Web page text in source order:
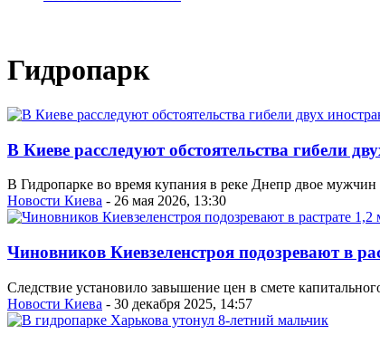
Гидропарк
В Киеве расследуют обстоятельства гибели
В Гидропарке во время купания в реке Днепр двое
Новости Киева - 26 мая 2026, 13:30
Чиновников Киевзеленстроя подозревают в
Следствие установило завышение цен в смете
Новости Киева - 30 декабря 2025, 14:57